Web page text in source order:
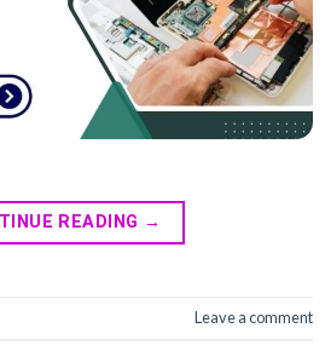
READING →
Leave a comment